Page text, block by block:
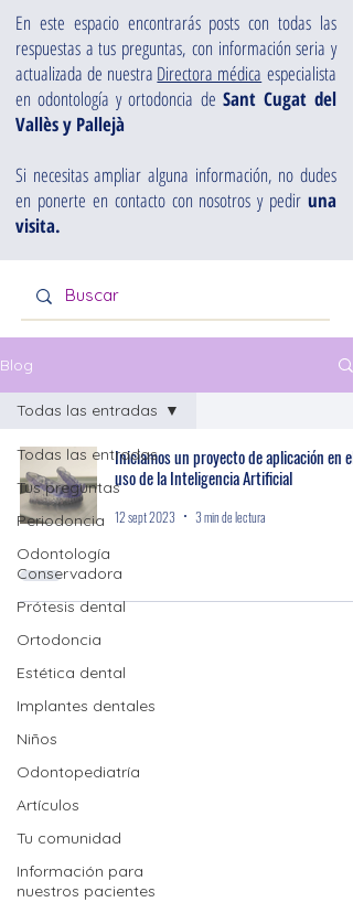
En este espacio encontrarás posts con todas las
respuestas a tus preguntas, con información seria y
actualizada de nuestra Directora médica especialista
en odontología y ortodoncia de Sant Cugat del
Vallès y Pallejà
Si necesitas ampliar alguna información, no dudes
en ponerte en contacto con nosotros y pedir una
visita.
Blog
Todas las entradas
Tus preguntas
Periodoncia
Odontología
Conservadora
Prótesis dental
Ortodoncia
Estética dental
Implantes dentales
Niños
Odontopediatría
Artículos
Tu comunidad
Información para
nuestros pacientes
Todas las entradas
Iniciamos un proyecto de aplicación en el
uso de la Inteligencia Artificial
12 sept 2023 3 min de lectura